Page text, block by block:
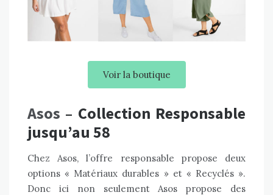
Voir la boutique
Asos – Collection Responsable
jusqu’au 58
Chez Asos, l’offre responsable propose deux
options « Matériaux durables » et « Recyclés ».
Donc ici non seulement Asos propose des